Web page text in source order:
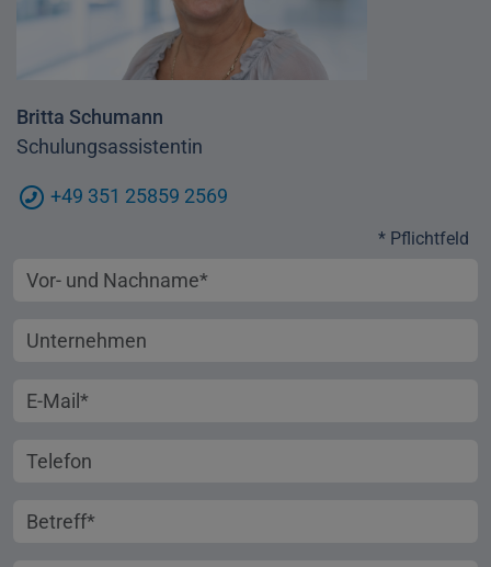
Britta Schumann
Schulungsassistentin
+49 351 25859 2569
* Pflichtfeld
Vorname und Nachname
Unternehmen
E-Mail-Adresse
Telefonnummer
Betreff